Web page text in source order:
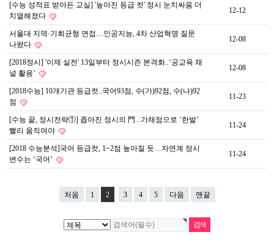
[수능 성적표 받아든 교실] '높아진 등급 컷' 정시 눈치싸움 더
치열해졌다
12-12
서울대 지역·기회균형 면접…인공지능, 4차 산업혁명 질문
나왔다
12-08
[2018정시] '이제 실전' 13일부터 정시시즌 본격화..‘공교육 채
널 활용’
12-08
[2018수능] 10개기관 등급컷..국어93점, 수(가)92점, 수(나)92
점
11-23
[수능 끝, 정시전략①] 좁아진 정시의 門...가채점으로 ‘한발’
빨리 움직여야
11-24
[2018 수능분석]국어 등급컷, 1~2점 높아질 듯…자연계 정시
변수는 ‘국어’
11-24
처음 1 2 3 4 5 다음 맨끝